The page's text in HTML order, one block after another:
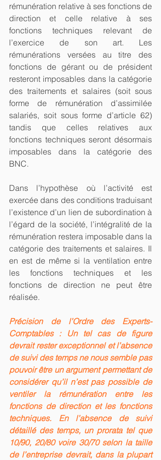
rémunération relative à ses fonctions de
direction et celle relative à ses
fonctions techniques relevant de
l’exercice de son art. Les
rémunérations versées au titre des
fonctions de gérant ou de président
resteront imposables dans la catégorie
des traitements et salaires (soit sous
forme de rémunération d’assimilée
salariés, soit sous forme d’article 62)
tandis que celles relatives aux
fonctions techniques seront désormais
imposables dans la catégorie des
BNC.
Dans l’hypothèse où l’activité est
exercée dans des conditions traduisant
l’existence d’un lien de subordination à
l’égard de la société, l’intégralité de la
rémunération restera imposable dans la
catégorie des traitements et salaires. Il
en est de même si la ventilation entre
les fonctions techniques et les
fonctions de direction ne peut être
réalisée.
Précision de l’Ordre des Experts-
Comptables : Un tel cas de figure
devrait rester exceptionnel et l’absence
de suivi des temps ne nous semble pas
pouvoir être un argument permettant de
considérer qu’il n’est pas possible de
ventiler la rémunération entre les
fonctions de direction et les fonctions
techniques. En l’absence de suivi
détaillé des temps, un prorata tel que
10/90, 20/80 voire 30/70 selon la taille
de l’entreprise devrait, dans la plupart